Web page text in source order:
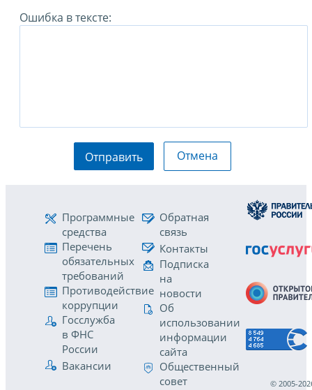
Ошибка в тексте:
Отправить Отмена
Программные
средства
Перечень
обязательных
требований
Противодействие
коррупции
Госслужба
в ФНС
России
Вакансии
Обратная
связь
Контакты
Подписка
на
новости
Об
использовании
информации
сайта
Общественный
совет
© 2005-